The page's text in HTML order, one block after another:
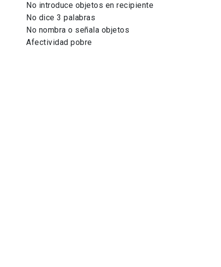
No introduce objetos en recipiente
No dice 3 palabras
No nombra o señala objetos
Afectividad pobre